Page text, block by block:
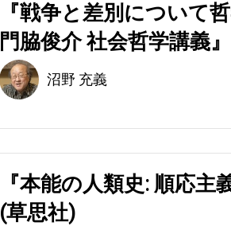
『戦争と差別について
門脇俊介 社会哲学講義
沼野 充義
『本能の人類史: 順応
(草思社)